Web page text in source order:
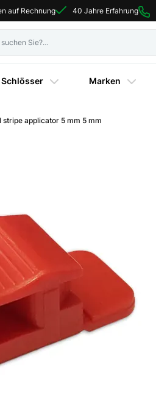
auf Rechnung 40 Jahre Erfahrung
Schlösser Marken
applicator 5 mm 5 mm